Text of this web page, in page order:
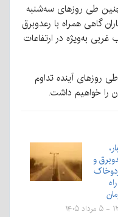
طی روزهای سه‌شنبه
گاهی همراه با رعدوبرق
به‌ویژه در ارتفاعات
روزهای آینده تداوم
را خواهیم داشت.
و
۱۴۰۵